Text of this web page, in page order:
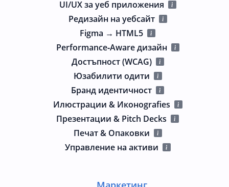
UI/UX за уеб приложения
Редизайн на уебсайт
Figma → HTML5
Performance‑Aware дизайн
Достъпност (WCAG)
Юзабилити одити
Бранд идентичност
Илюстрации & Иконografies
Презентации & Pitch Decks
Печат & Опаковки
Управление на активи